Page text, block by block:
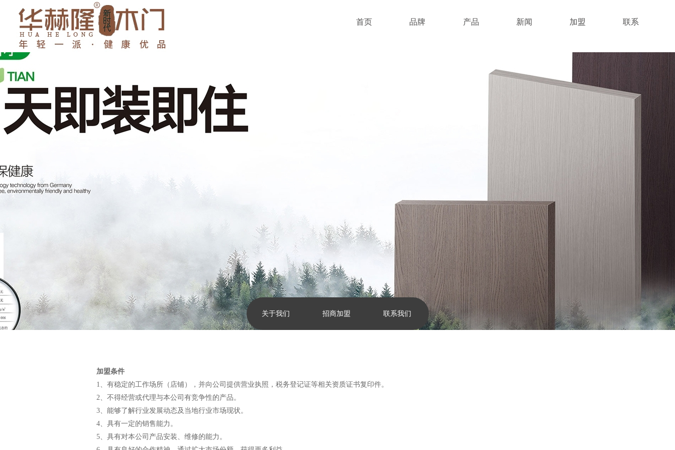
首页 品牌 产品 新闻 加盟 联系
关于我们 招商加盟 联系我们
加盟条件
1、有稳定的工作场所（店铺），并向公司提供营业执照，税务登记证等相关资质证书复印件。
2、不得经营或代理与本公司有竞争性的产品。
3、能够了解行业发展动态及当地行业市场现状。
4、具有一定的销售能力。
5、具有对本公司产品安装、维修的能力。